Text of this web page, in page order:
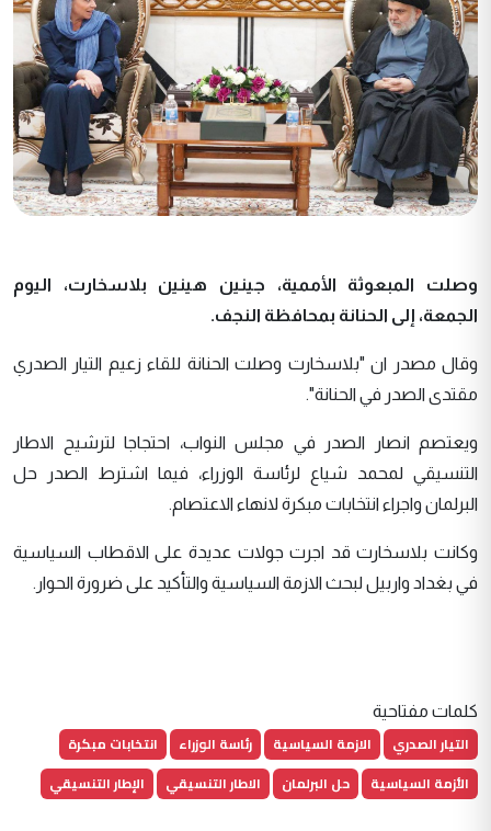
وصلت المبعوثة الأممية، جينين هينين بلاسخارت، اليوم
الجمعة، إلى الحنانة بمحافظة النجف.
وقال مصدر ان "بلاسخارت وصلت الحنانة للقاء زعيم التيار الصدري
مقتدى الصدر في الحنانة".
ويعتصم انصار الصدر في مجلس النواب، احتجاجا لترشيح الاطار
التنسيقي لمحمد شياع لرئاسة الوزراء، فيما اشترط الصدر حل
البرلمان واجراء انتخابات مبكرة لانهاء الاعتصام.
وكانت بلاسخارت قد اجرت جولات عديدة على الاقطاب السياسية
في بغداد واربيل لبحث الازمة السياسية والتأكيد على ضرورة الحوار.
كلمات مفتاحية
التيار الصدري الازمة السياسية رئاسة الوزراء
انتخابات مبكرة
الأزمة السياسية
حل البرلمان الاطار التنسيقي الإطار التنسيقي